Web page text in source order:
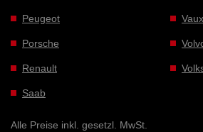
Peugeot
Porsche
Renault
Saab
Alle Preise inkl. gesetzl. MwSt.